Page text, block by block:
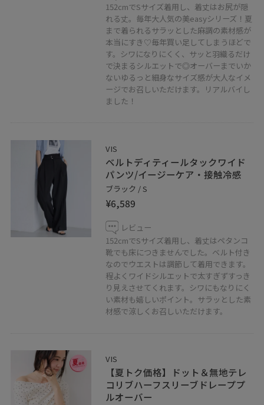
✳︎撮影画像は光の当たり具合で色味が異なって見える場合
がある為、商品の色味は公式の画像をご参照下さい✳︎
ご覧いただきありがとうございます
子供がいてもおしゃれを楽しみたい！シンプルなコーデ
ィネート更新中ですので、気軽にフォローしていただけ
たら嬉しいです。
LINEで在庫のお問い合わせや商品、コーディネートのご
相談など是非お気軽にお問い合わせくださいませ。
LINEでルミネ大宮VISスタッフにご相談は【友だち追加】
152cmでSサイズ着用し、着丈はお尻が隠
れる丈。毎年大人気の美easyシリーズ！夏
まで着られるサラッとした麻調の素材感が
本当にすき♡毎年買い足してしまうほどで
す。シワになりにくく、サッと羽織るだけ
で決まるシルエットで◎オーバーまでいか
ないゆるっと細身なサイズ感が大人なイメ
ージでお召しいただけます。リアルバイし
ました！
VIS
ベルトディティールタックワイド
パンツ/イージーケア・接触冷感
ブラック / S
¥6,589
レビュー
152cmでSサイズ着用し、着丈はペタンコ
靴でも床につきませんでした。ベルト付き
なのでウエストは調節して着用できます。
程よくワイドシルエットで太すぎずすっき
り見えさせてくれます。シワにもなりにく
い素材も嬉しいポイント。サラッとした素
材感で涼しくお召しいただけます。
VIS
【夏トク価格】ドット＆無地テレ
コリブハーフスリーブドレーププ
ルオーバー